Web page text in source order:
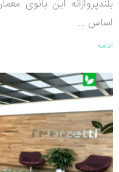
بلندپروازانه این بانوی
اساس ...
ادامه